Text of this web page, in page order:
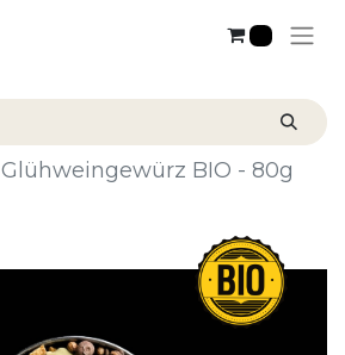
Glühweingewürz BIO - 80g